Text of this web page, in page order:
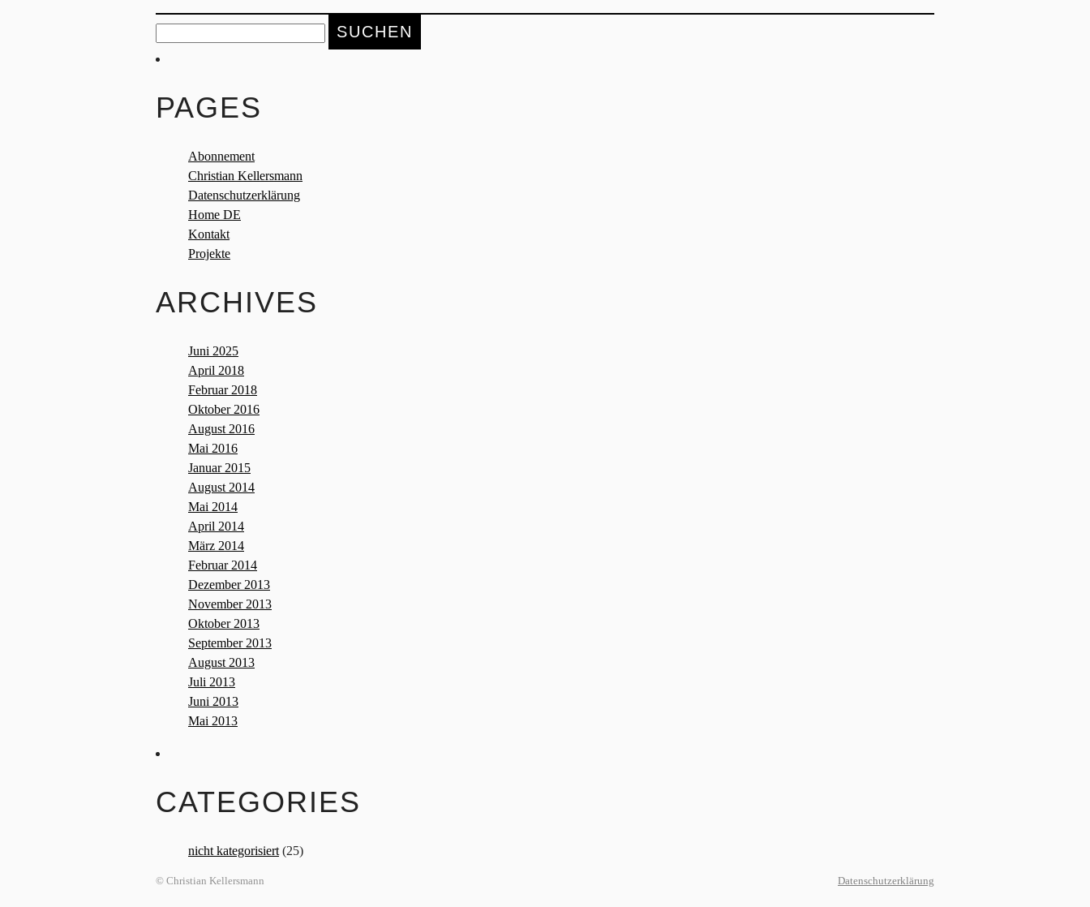
Suche
nach:
PAGES
Abonnement
Christian Kellersmann
Datenschutzerklärung
Home DE
Kontakt
Projekte
ARCHIVES
Juni 2025
April 2018
Februar 2018
Oktober 2016
August 2016
Mai 2016
Januar 2015
August 2014
Mai 2014
April 2014
März 2014
Februar 2014
Dezember 2013
November 2013
Oktober 2013
September 2013
August 2013
Juli 2013
Juni 2013
Mai 2013
CATEGORIES
nicht kategorisiert (25)
© Christian Kellersmann Datenschutzerklärung